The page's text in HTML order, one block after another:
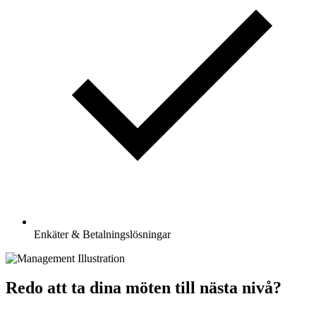
Enkäter & Betalningslösningar
Redo att ta dina möten till nästa nivå?